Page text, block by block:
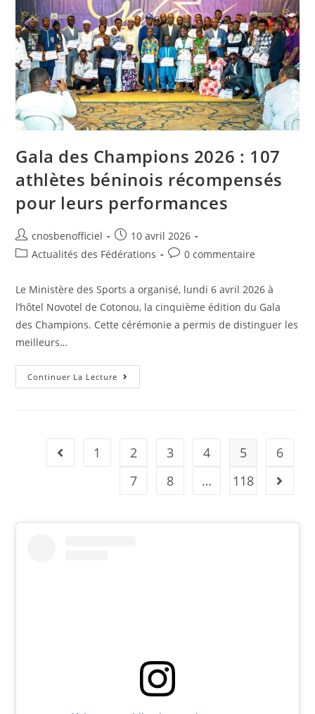
Gala des Champions 2026 : 107
athlètes béninois récompensés
pour leurs performances
cnosbenofficiel
10 avril 2026
Actualités des Fédérations
0 commentaire
Le Ministère des Sports a organisé, lundi 6 avril 2026 à
l’hôtel Novotel de Cotonou, la cinquième édition du Gala
des Champions. Cette cérémonie a permis de distinguer les
meilleurs…
Continuer La Lecture
1 2 3 4 5
6
7
8 … 118